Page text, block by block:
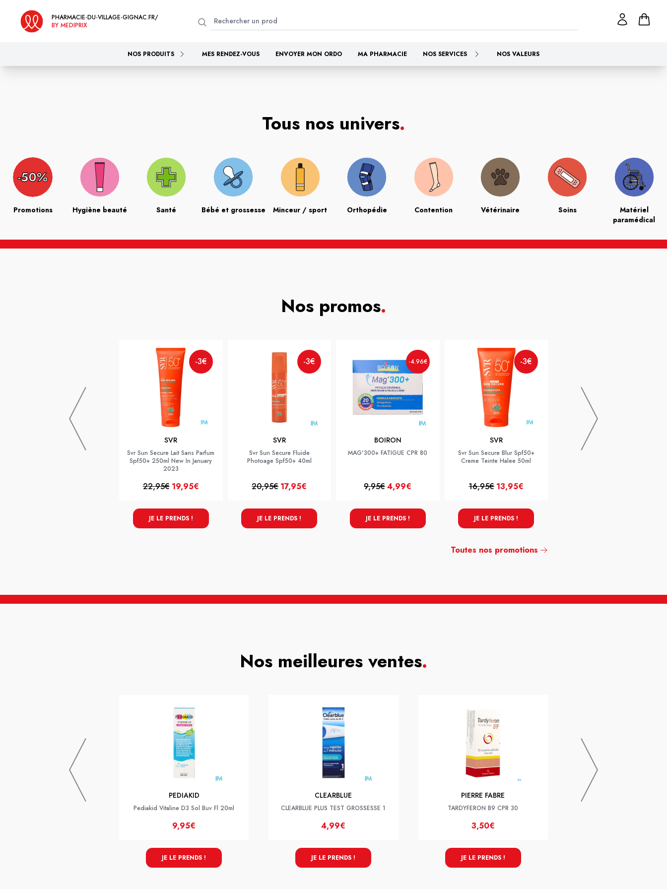
PHARMACIE-DU-VILLAGE-GIGNAC.FR/
BY MEDIPRIX
NOS PRODUITS MES RENDEZ-VOUS ENVOYER MON ORDO MA PHARMACIE NOS SERVICES NOS VALEURS
Tous nos univers.
Promotions Hygiène beauté Santé Bébé et grossesse Minceur / sport Orthopédie Contention Vétérinaire Soins
Matériel
paramédical
Nos promos.
-3€
SVR
Svr Sun Secure Lait Sans Parfum
Spf50+ 250ml New In January
2023
22,95€ 19,95€
JE LE PRENDS !
-3€
SVR
Svr Sun Secure Fluide
Photoage Spf50+ 40ml
20,95€ 17,95€
JE LE PRENDS !
-4.96€
BOIRON
MAG'300+ FATIGUE CPR 80
9,95€4,99€
JE LE PRENDS !
-3€
SVR
Svr Sun Secure Blur Spf50+
Creme Teinte Halee 50ml
16,95€ 13,95€
JE LE PRENDS !
Toutes nos promotions
Nos meilleures ventes.
PEDIAKID
Pediakid Vitaline D3 Sol Buv Fl 20ml
9,95€
JE LE PRENDS !
CLEARBLUE
CLEARBLUE PLUS TEST GROSSESSE 1
4,99€
JE LE PRENDS !
PIERRE FABRE
TARDYFERON B9 CPR 30
3,50€
JE LE PRENDS !